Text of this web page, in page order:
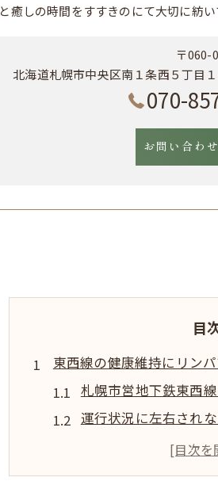
癒しの時間をすすきのにて大切に紡い
〒060-
北海道札幌市中央区南１条西５丁目
070-
お問い合わ
目
東西線の健康維持にリン
札幌市営地下鉄東西
運行状況に左右され
東西線沿線で取り入
リアルタイム運行情